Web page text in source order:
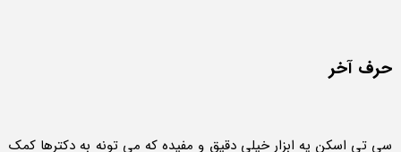
حرف آخر
سی تی اسکن یه ابزار خیلی دقیق و مفیده که می تونه به دکترها کمک